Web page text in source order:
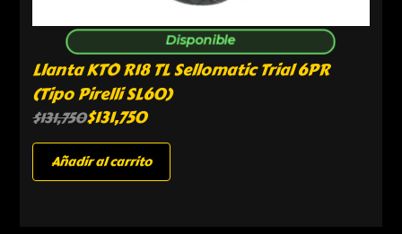
Disponible
Llanta KTO R18 TL Sellomatic Trial 6PR
(Tipo Pirelli SL60)
$131,750$131,750
Añadir al carrito